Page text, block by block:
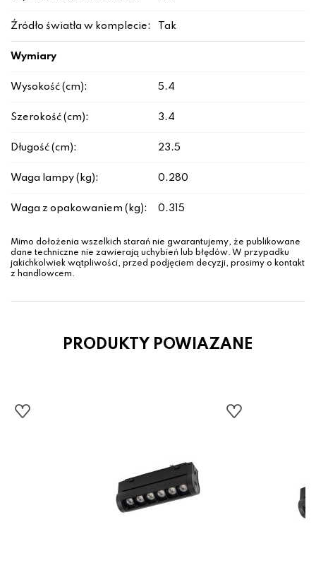
Źródło światła w komplecie: Tak
Wymiary
Wysokość (cm): 5.4
Szerokość (cm): 3.4
Długość (cm): 23.5
Waga lampy (kg): 0.280
Waga z opakowaniem (kg): 0.315
Mimo dołożenia wszelkich starań nie gwarantujemy, że publikowane
dane techniczne nie zawierają uchybień lub błędów. W przypadku
jakichkolwiek wątpliwości, przed podjęciem decyzji, prosimy o kontakt
z handlowcem.
PRODUKTY POWIAZANE